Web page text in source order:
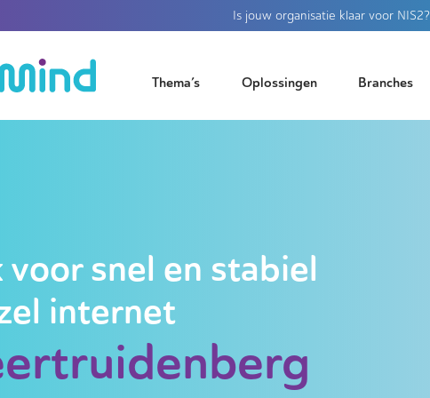
Is jouw organisatie klaar voor NIS2?
Thema’s Oplossingen Branches
voor snel en stabiel
internet